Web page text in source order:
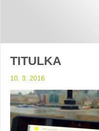
TITULKA
10. 3. 2016